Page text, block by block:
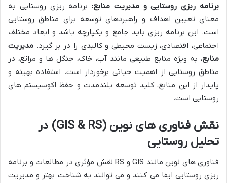
برنامه ریزی روستایی و مدیریت منابع:برنامه ریزی روستایی به
معنای تعیین اهداف و راهبردهای توسعه برای مناطق روستایی
است. این برنامه ریزی باید جامع و یکپارچه باشد و ابعاد مختلف
اجتماعی، اقتصادی، زیست محیطی و کالبدی را در بر گیرد. مدیریت
منابع، به ویژه منابع طبیعی مانند آب، خاک، جنگل ها و مراتع، در
مناطق روستایی از اهمیت حیاتی برخوردار است. استفاده بهینه و
پایدار از این منابع، کلید توسعه بلندمدت و حفظ اکوسیستم های
روستایی است.
نقش فناوری های نوین (GIS & RS) در
تحلیل روستایی
فناوری های نوین مانند GIS و RS نقش مؤثری در مطالعات و برنامه
ریزی روستایی ایفا می کنند و می توانند به شناخت بهتر و مدیریت